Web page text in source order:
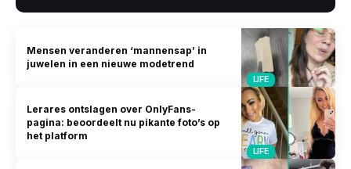
LIFE
Mensen veranderen ‘mannensap’ in
juwelen in een nieuwe modetrend
LIFE
Lerares ontslagen over OnlyFans-
pagina: beoordeelt nu pikante foto’s op
het platform